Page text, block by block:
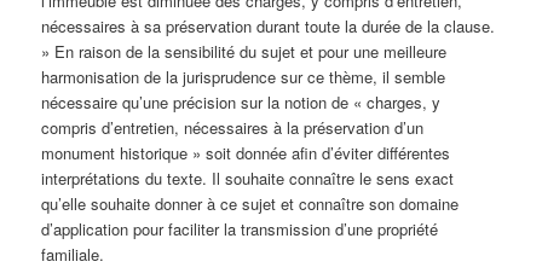
nécessaires à sa préservation durant toute la durée de la clause.
» En raison de la sensibilité du sujet et pour une meilleure
harmonisation de la jurisprudence sur ce thème, il semble
nécessaire qu’une précision sur la notion de « charges, y
compris d’entretien, nécessaires à la préservation d’un
monument historique » soit donnée afin d’éviter différentes
interprétations du texte. Il souhaite connaître le sens exact
qu’elle souhaite donner à ce sujet et connaître son domaine
d’application pour faciliter la transmission d’une propriété
familiale.